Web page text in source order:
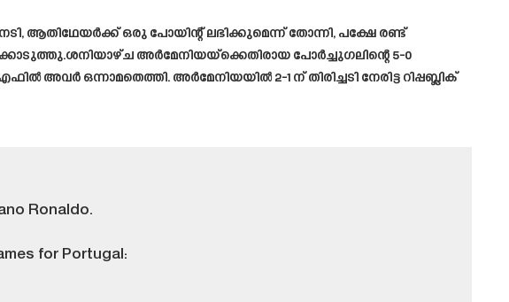
ആതിഥേയർക്ക് ഒരു പോയിന്റ് ലഭിക്കുമെന്ന് തോന്നി, പക്ഷേ രണ്ട്
അർമേനിയയ്‌ക്കെതിരായ പോർച്ചുഗലിന്റെ 5-0
ഒന്നാമതെത്തി. അർമേനിയയിൽ 2-1 ന് തിരിച്ചടി നേരിട്ട റിപ്പബ്ലിക്
Ronaldo.
for Portugal: